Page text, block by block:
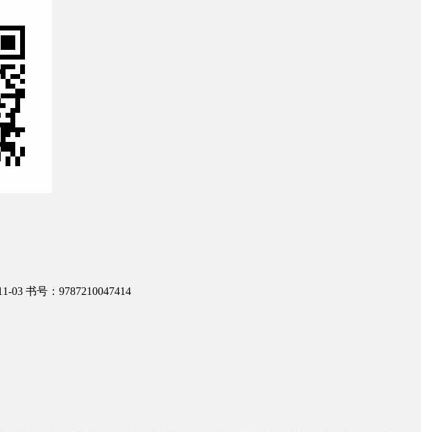
03 书号：9787210047414